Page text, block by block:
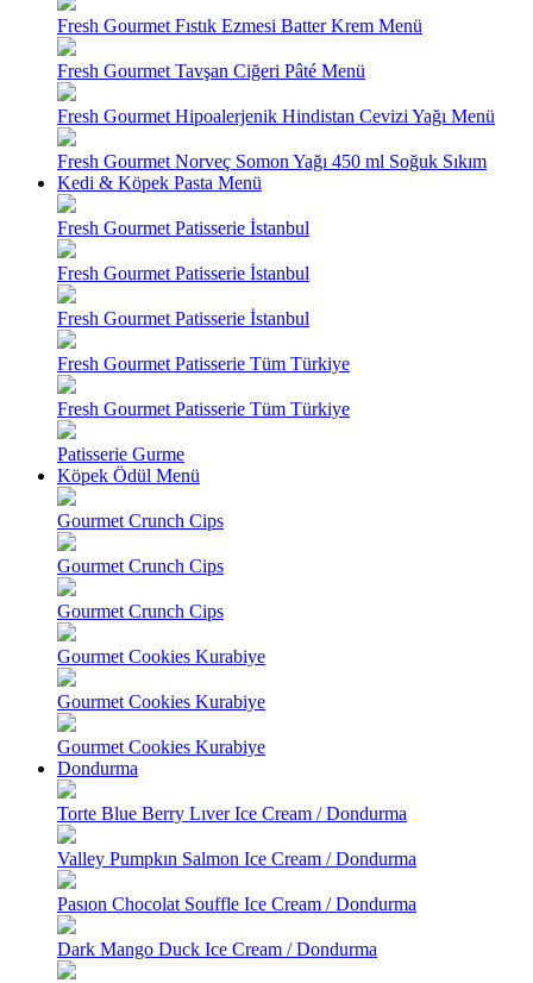
Fresh Gourmet Fıstık Ezmesi Batter Krem Menü
Fresh Gourmet Tavşan Ciğeri Pâté Menü
Fresh Gourmet Hipoalerjenik Hindistan Cevizi Yağı Menü
Fresh Gourmet Norveç Somon Yağı 450 ml Soğuk Sıkım
Kedi & Köpek Pasta Menü
Fresh Gourmet Patisserie İstanbul
Fresh Gourmet Patisserie İstanbul
Fresh Gourmet Patisserie İstanbul
Fresh Gourmet Patisserie Tüm Türkiye
Fresh Gourmet Patisserie Tüm Türkiye
Patisserie Gurme
Köpek Ödül Menü
Gourmet Crunch Cips
Gourmet Crunch Cips
Gourmet Crunch Cips
Gourmet Cookies Kurabiye
Gourmet Cookies Kurabiye
Gourmet Cookies Kurabiye
Dondurma
Torte Blue Berry Lıver Ice Cream / Dondurma
Valley Pumpkın Salmon Ice Cream / Dondurma
Pasıon Chocolat Souffle Ice Cream / Dondurma
Dark Mango Duck Ice Cream / Dondurma